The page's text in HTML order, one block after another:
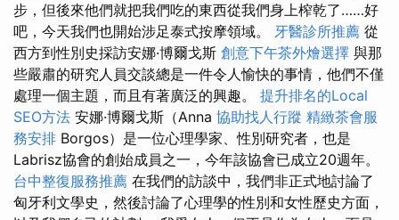
步，但後來他們就把我們吃的東西從我們身上榨乾了……好
吧，今天我們也開始涉足泰式按摩領域。 牙醫診所推薦 從
西方到性別史採訪安娜·博爾戈斯 創意下午茶外燴選擇 與那
些嚴肅的研究人員交談總是一件令人愉快的事情，他們不僅
處理一個主題，而且有著廣泛的興趣。 提升排名的Local
SEO方法 安娜·博爾戈斯（Anna 協助找人行蹤 精緻茶會服
務安排 Borgos）是一位心理學家、性別研究者，也是
Labrisz協會的創始成員之一，今年該協會已成立20週年。
台中整復服務推薦 在我們的訪談中，我們非正式地討論了
匈牙利文學史，然後討論了心理學的性別和女性歷史方面，